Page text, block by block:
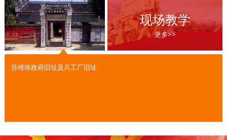
现场教学
更多>>
苏维埃政府旧址及兵工厂旧址